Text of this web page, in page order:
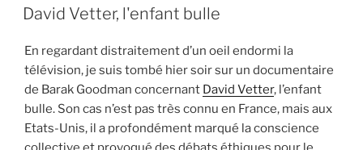
ON
David Vetter, l'enfant bulle
En regardant distraitement d’un oeil endormi la
télévision, je suis tombé hier soir sur un documentaire
de Barak Goodman concernant David Vetter, l’enfant
bulle. Son cas n’est pas très connu en France, mais aux
Etats-Unis, il a profondément marqué la conscience